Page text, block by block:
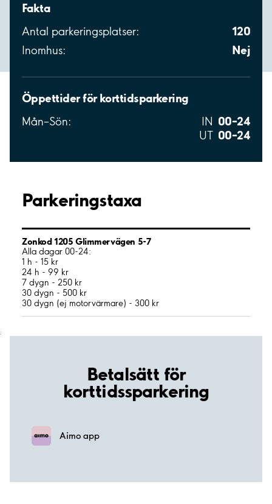
Fakta
Antal parkeringsplatser: 120
Inomhus: Nej
Öppettider för korttidsparkering
Mån–Sön: IN 00–24
UT 00–24
Parkeringstaxa
Zonkod 1205 Glimmervägen 5-7
Alla dagar 00-24:
1 h - 15 kr
24 h - 99 kr
7 dygn - 250 kr
30 dygn - 500 kr
30 dygn (ej motorvärmare) - 300 kr
;
Betalsätt för
korttidssparkering
Aimo app